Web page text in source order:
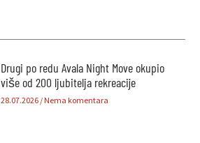
Drugi po redu Avala Night Move okupio
više od 200 ljubitelja rekreacije
28.07.2026 Nema komentara